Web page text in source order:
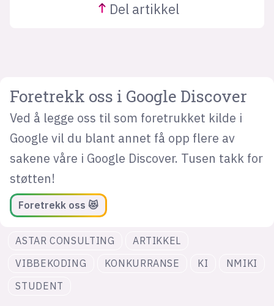
Del artikkel
Foretrekk oss i Google Discover
Ved å legge oss til som foretrukket kilde i
Google vil du blant annet få opp flere av
sakene våre i Google Discover. Tusen takk for
støtten!
Foretrekk oss 😻
ASTAR CONSULTING
ARTIKKEL
VIBBEKODING
KONKURRANSE KI
NMIKI
STUDENT